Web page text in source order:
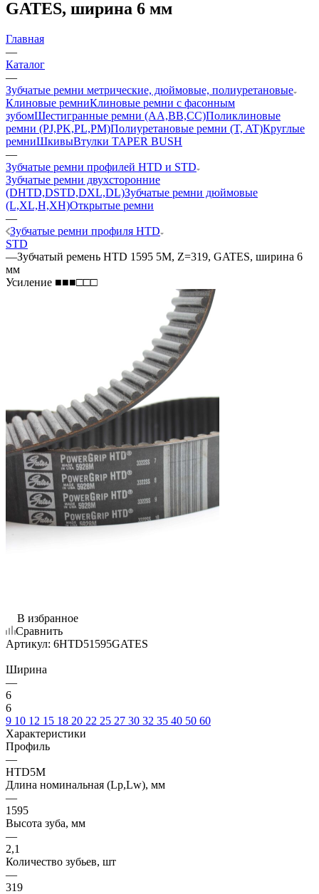
GATES, ширина 6 мм
Главная
—
Каталог
—
Зубчатые ремни метрические, дюймовые, полиуретановые
Клиновые ремниКлиновые ремни с фасонным
зубомШестигранные ремни (AA,BB,CC)Поликлиновые
ремни (PJ,PK,PL,PM)Полиуретановые ремни (T, AT)Круглые
ремниШкивыВтулки TAPER BUSH
—
Зубчатые ремни профилей HTD и STD
Зубчатые ремни двухсторонние
(DHTD,DSTD,DXL,DL)Зубчатые ремни дюймовые
(L,XL,H,XH)Открытые ремни
—
Зубчатые ремни профиля HTD
STD
—Зубчатый ремень HTD 1595 5M, Z=319, GATES, ширина 6
мм
Усиление ■■■□□□
В избранное
Сравнить
Артикул: 6HTD51595GATES
Ширина
—
6
6
9 10 12 15 18 20 22 25 27 30 32 35 40 50 60
Характеристики
Профиль
—
HTD5M
Длина номинальная (Lp,Lw), мм
—
1595
Высота зуба, мм
—
2,1
Количество зубьев, шт
—
319